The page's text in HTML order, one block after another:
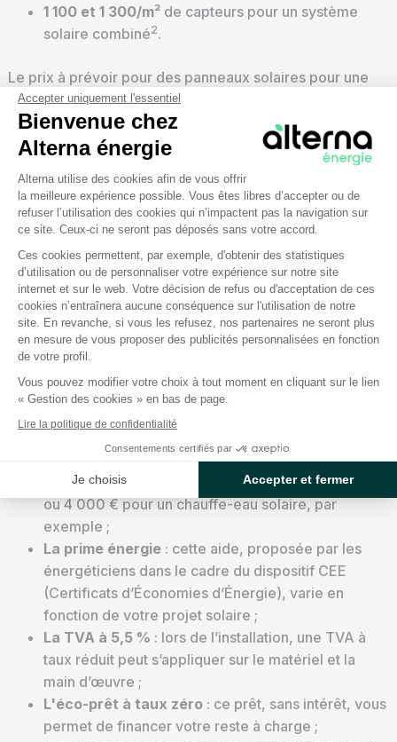
1 100 et 1 300/m² de capteurs pour un système
solaire combiné2.
Le prix à prévoir pour des panneaux solaires pour une
maison va également dépendre d’autres éléments
(besoins de votre foyer, qualité des matériaux, tarif de
votre installateur, localisation de votre logement...). Ce
aides financières
existantes.
Quelles aides financières pour le solaire
thermique ?
Puisqu’ils vous permettent d’améliorer la performance
énergétique et environnementale de votre logement, les
systèmes utilisant des panneaux solaires thermiques
sont éligibles à des
aides financières
En 2025, vous pouviez notamment prétendre à :
: cette aide de l’État peut aller
jusqu’à 10 000 € pour un système solaire combiné
ou 4 000 € pour un chauffe-eau solaire, par
exemple ;
La prime énergie: cette aide, proposée par les
énergéticiens dans le cadre du dispositif CEE
(Certificats d’Économies d’Énergie), varie en
fonction de votre projet solaire ;
La TVA à 5,5 % : lors de l’installation, une TVA à
taux réduit peut s’appliquer sur le matériel et la
main d’œuvre ;
L'éco-prêt à taux zéro: ce prêt, sans intérêt, vous
permet de financer votre reste à charge ;
Accepter uniquement l'essentiel
Bienvenue chez
Alterna énergie
Plateforme de Gestion du
Alterna utilise des cookies afin de vous offrir
la meilleure expérience possible. Vous êtes libres d’accepter ou de
refuser l’utilisation des cookies qui n’impactent pas la navigation sur
ce site. Ceux-ci ne seront pas déposés sans votre accord.
Ces cookies permettent, par exemple, d'obtenir des statistiques
d’utilisation ou de personnaliser votre expérience sur notre site
internet et sur le web. Votre décision de refus ou d'acceptation de ces
cookies n’entraînera aucune conséquence sur l'utilisation de notre
site. En revanche, si vous les refusez, nos partenaires ne seront plus
en mesure de vous proposer des publicités personnalisées en fonction
de votre profil.
Vous pouvez modifier votre choix à tout moment en cliquant sur le lien
« Gestion des cookies » en bas de page.
Lire la politique de confidentialité
Consentements certifiés par
Je choisis Accepter et fermer
Axeptio consent